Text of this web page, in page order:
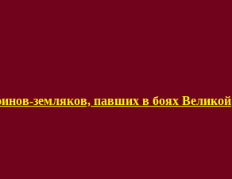
земляков, павших в боях Великой